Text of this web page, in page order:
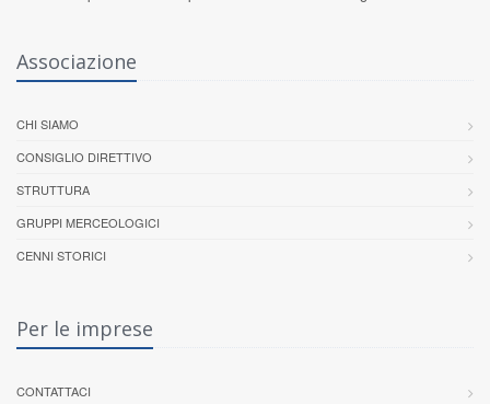
Associazione
CHI SIAMO
CONSIGLIO DIRETTIVO
STRUTTURA
GRUPPI MERCEOLOGICI
CENNI STORICI
Per le imprese
CONTATTACI